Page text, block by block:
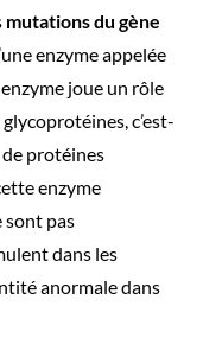
mutations du gène
enzyme appelée
joue un rôle
c’est-
protéines
enzyme
sont pas
dans les
anormale dans